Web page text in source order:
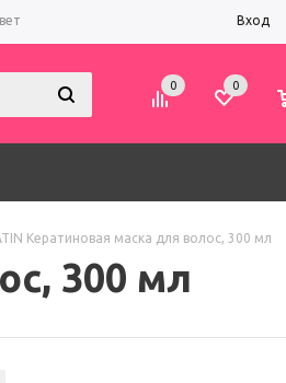
Вход
0 0
Кератиновая маска для волос, 300 мл
300 мл